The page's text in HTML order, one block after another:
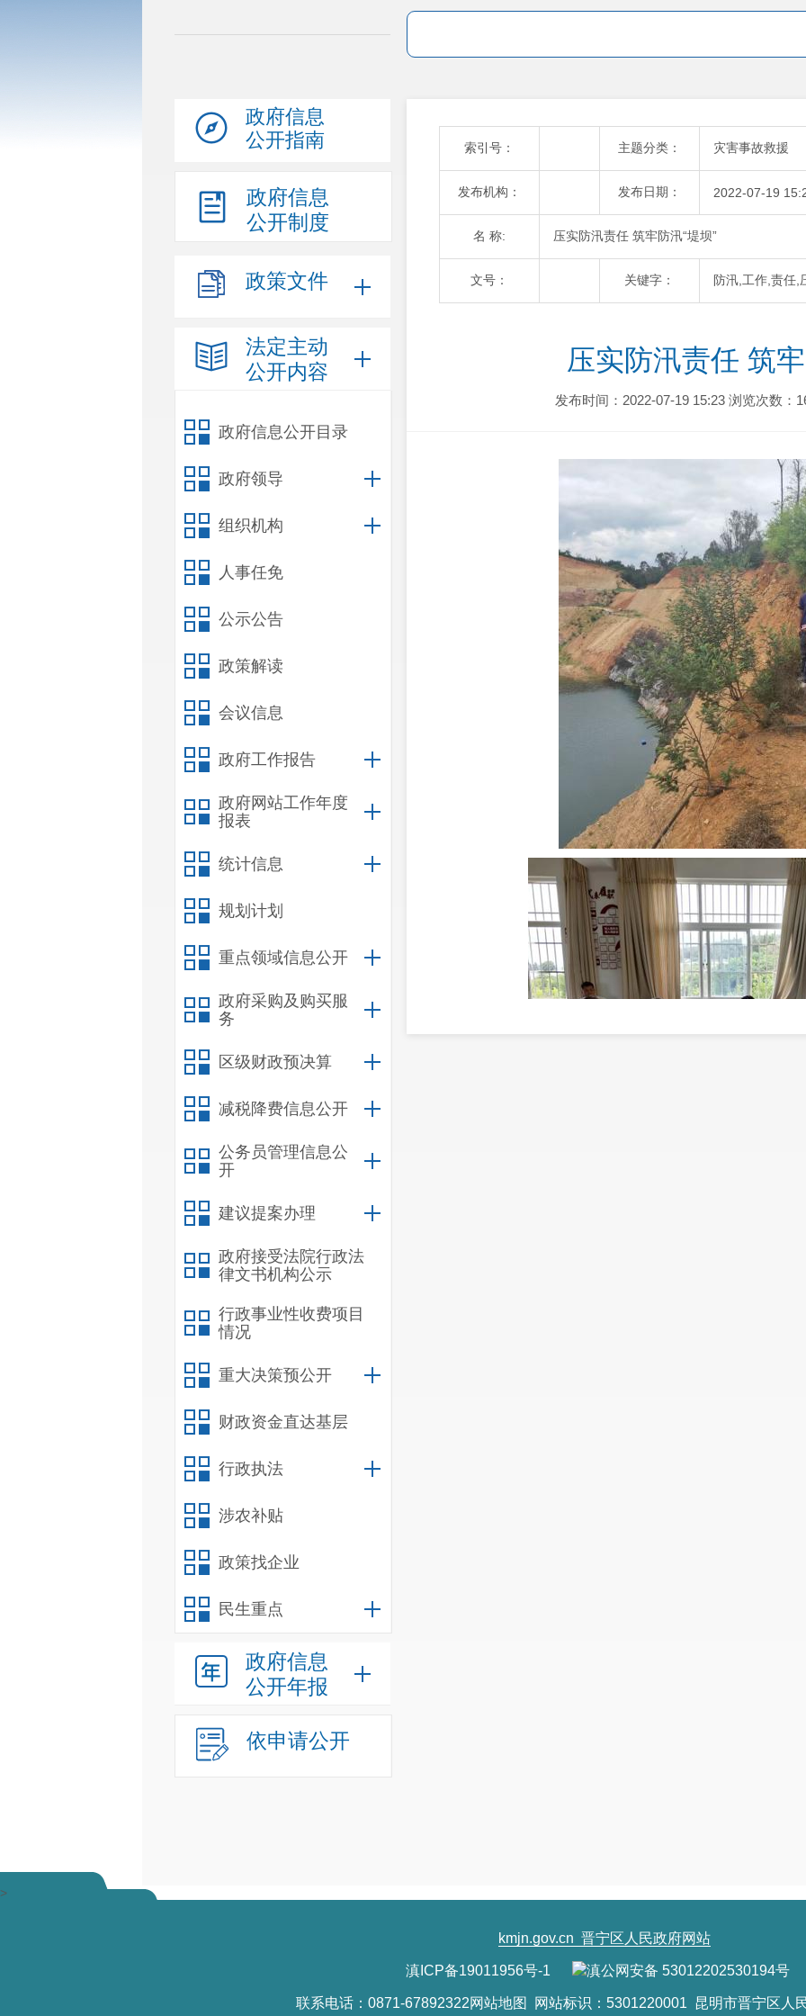
政府信息
公开指南
政府信息
公开制度
政策文件
法定主动
公开内容
政府信息公开目录
政府领导
组织机构
人事任免
公示公告
政策解读
会议信息
政府工作报告
政府网站工作年度
报表
统计信息
规划计划
重点领域信息公开
政府采购及购买服
务
区级财政预决算
减税降费信息公开
公务员管理信息公
开
建议提案办理
政府接受法院行政法
律文书机构公示
行政事业性收费项目
情况
重大决策预公开
财政资金直达基层
行政执法
涉农补贴
政策找企业
民生重点
政府信息
公开年报
依申请公开
索引号： 主题分类： 灾害事故救援
发布机构： 发布日期： 2022-07-19
名 称: 压实防汛责任 筑牢防汛“堤坝”
文号： 关键字： 防汛,工作,责任,
压实防汛责任 筑
发布时间：2022-07-19 15:23 浏览次数：
>
kmjn.gov.cn 晋宁区人民政府网站
滇ICP备19011956号-1 滇公网安备 53012202530194号
联系电话：0871-67892322网站地图 网站标识：5301220001 昆明市晋宁区人